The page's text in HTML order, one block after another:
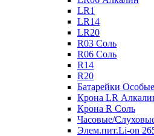
LR1
LR14
LR20
R03 Соль
R06 Соль
R14
R20
Батарейки Особые
Крона LR
Крона R Соль
Часовые/
Элем.пит.Li-on